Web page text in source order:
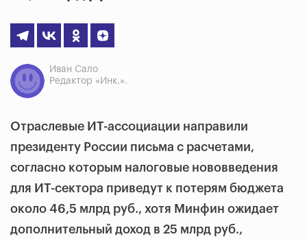
Иван Сало
Редактор «Инк.».
Отраслевые ИТ-ассоциации направили
президенту России письма с расчетами,
согласно которым налоговые нововведения
для ИТ-сектора приведут к потерям бюджета
около 46,5 млрд руб., хотя Минфин ожидает
дополнительный доход в 25 млрд руб.,